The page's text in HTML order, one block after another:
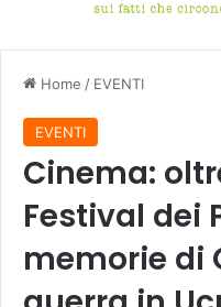
Home / EVENTI
EVENTI
Cinema:
Festival dei
memorie di